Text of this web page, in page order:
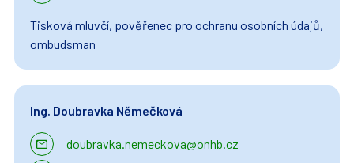
Tisková mluvčí, pověřenec pro ochranu osobních údajů,
ombudsman
Ing. Doubravka Němečková
doubravka.nemeckova@onhb.cz